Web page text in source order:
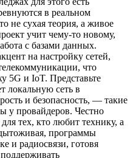
в реальном
не сухая теория, а живое
учит чему-то новому,
с базами данных.
на настройку сетей,
что
5G и IoT. Представьте
локальную сеть в
и безопасность, — такие
у провайдеров. Честно
тех, кто любит технику, а
программы
и радиосвязи, готовя